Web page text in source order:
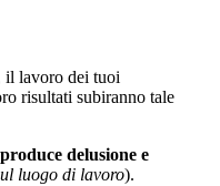
il lavoro dei tuoi
risultati subiranno tale
delusione e
luogo di lavoro).